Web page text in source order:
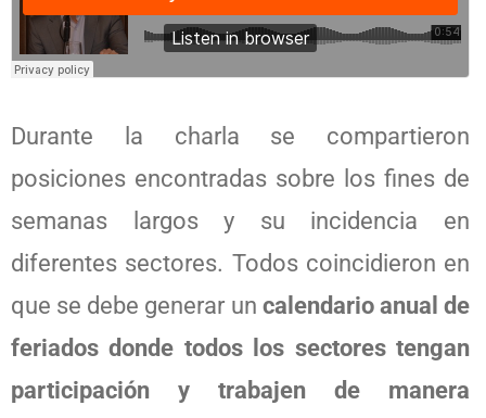
Durante la charla se compartieron
posiciones encontradas sobre los fines de
semanas largos y su incidencia en
diferentes sectores. Todos coincidieron en
que se debe generar un calendario anual de
feriados donde todos los sectores tengan
participación y trabajen de manera